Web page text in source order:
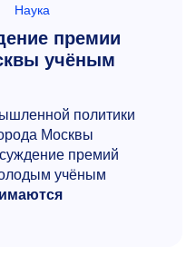
Наука
премии
учёным
политики
Москвы
премий
учёным